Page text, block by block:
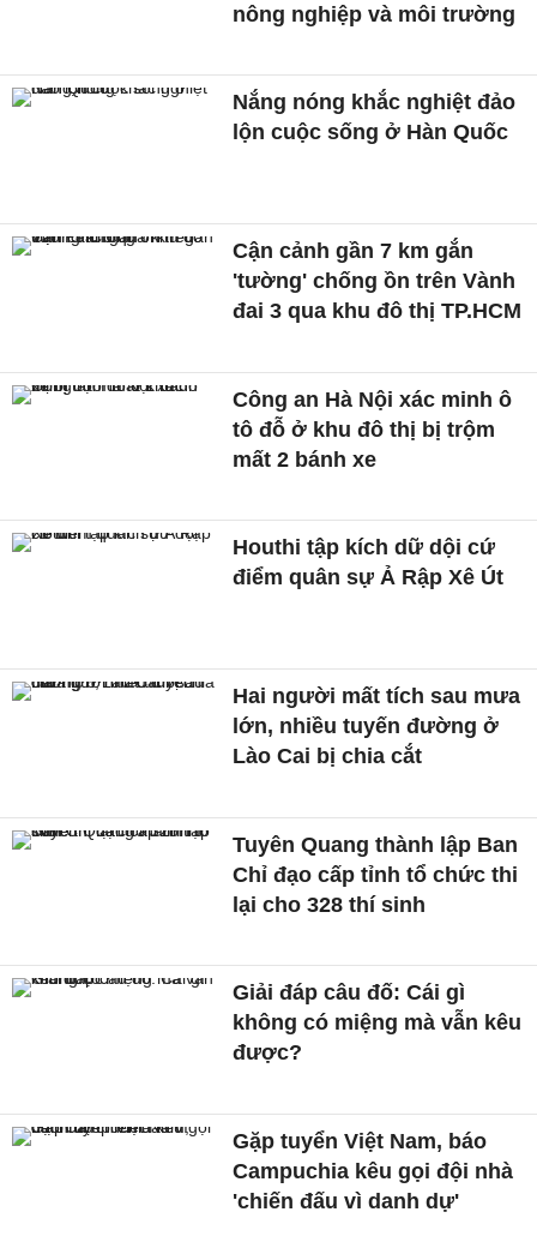
nông nghiệp và môi trường
Nắng nóng khắc nghiệt đảo
lộn cuộc sống ở Hàn Quốc
Cận cảnh gần 7 km gắn
'tường' chống ồn trên Vành
đai 3 qua khu đô thị TP.HCM
Công an Hà Nội xác minh ô
tô đỗ ở khu đô thị bị trộm
mất 2 bánh xe
Houthi tập kích dữ dội cứ
điểm quân sự Ả Rập Xê Út
Hai người mất tích sau mưa
lớn, nhiều tuyến đường ở
Lào Cai bị chia cắt
Tuyên Quang thành lập Ban
Chỉ đạo cấp tỉnh tổ chức thi
lại cho 328 thí sinh
Giải đáp câu đố: Cái gì
không có miệng mà vẫn kêu
được?
Gặp tuyển Việt Nam, báo
Campuchia kêu gọi đội nhà
'chiến đấu vì danh dự'